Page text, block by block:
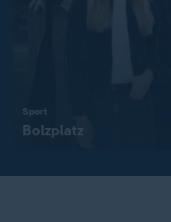
Sport
Bolzplatz